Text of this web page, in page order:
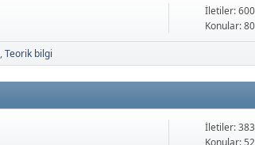
İletiler: 600
Konular: 80
Teorik bilgi
İletiler: 383